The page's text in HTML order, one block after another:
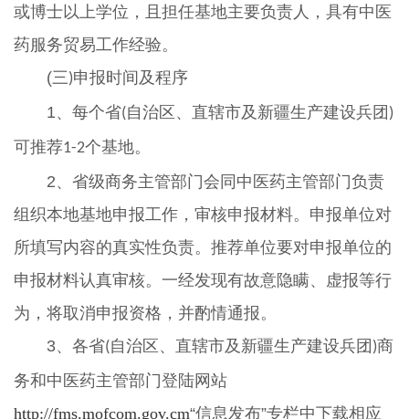
或博士以上学位，且担任基地主要负责人，具有中医
药服务贸易工作经验。
(三)申报时间及程序
1、每个省(自治区、直辖市及新疆生产建设兵团 )
可推荐1-2个基地。
2、省级商务主管部门会同中医药主管部门负责
组织本地基地申报工作，审核申报材料。申报单位对
所填写内容的真实性负责。推荐单位要对申报单位的
申报材料认真审核。一经发现有故意隐瞒、虚报等行
为，将取消申报资格，并酌情通报。
3、各省(自治区、直辖市及新疆生产建设兵团 )商
务和中医药主管部门登陆网站
http://fms.mofcom.gov.cm“信息发布”专栏中下载相应